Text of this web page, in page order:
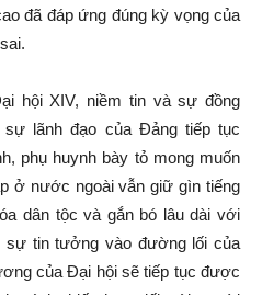
đã đáp ứng đúng kỳ vọng của
hội XIV, niềm tin và sự đồng
lãnh đạo của Đảng tiếp tục
phụ huynh bày tỏ mong muốn
ở nước ngoài vẫn giữ gìn tiếng
dân tộc và gắn bó lâu dài với
sự tin tưởng vào đường lối của
của Đại hội sẽ tiếp tục được